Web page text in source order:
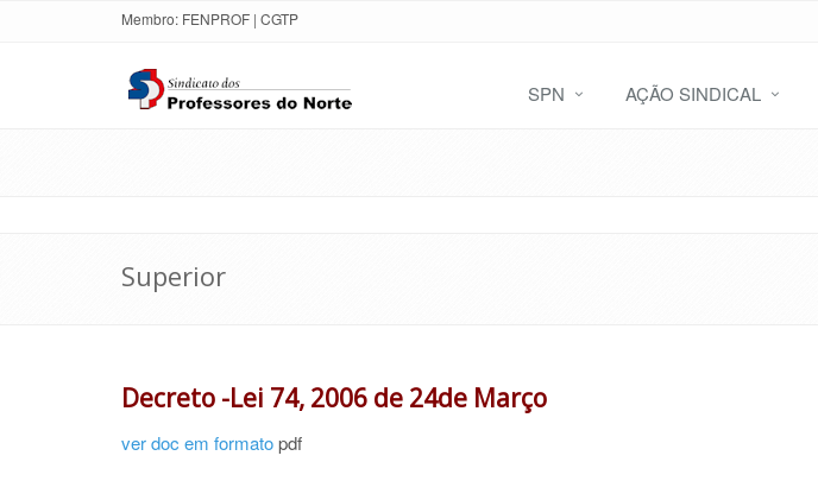
Membro: FENPROF | CGTP
SPN AÇÃO SINDICAL
Superior
Decreto -Lei 74, 2006 de 24de Março
ver doc em formatopdf